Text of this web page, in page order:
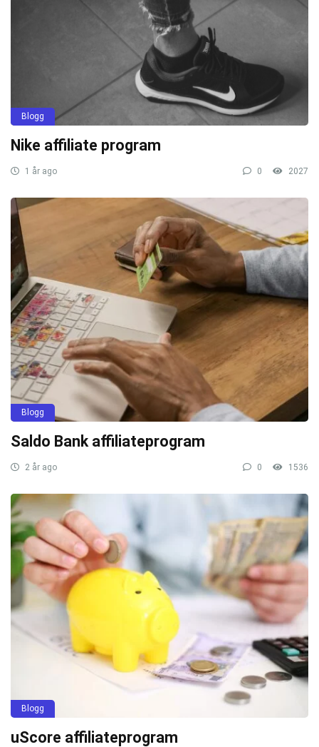
Blogg
Nike affiliate program
1 år ago 0 2027
Blogg
Saldo Bank affiliateprogram
2 år ago 0 1536
Blogg
uScore affiliateprogram